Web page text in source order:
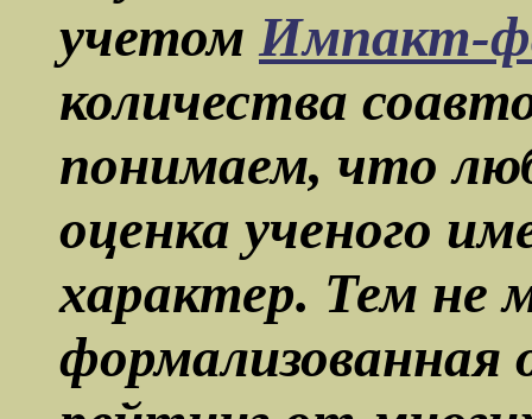
учетом Импакт-
количества
понимаем, что
оценка ученого
характер. Тем не
формализованная